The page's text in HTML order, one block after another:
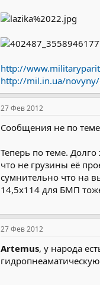
http://
http://mil.in.ua/novyny/
27 Фев 2012
Сообщения не по
Теперь по теме.
что не грузины её
сумнительно что на
14,5х114 для БМП
27 Фев 2012
Artemus, у народа
гидропнеаматическую